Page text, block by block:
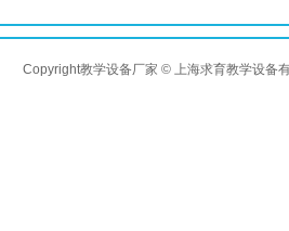
Copyright教学设备厂家 © 上海求育教学设备